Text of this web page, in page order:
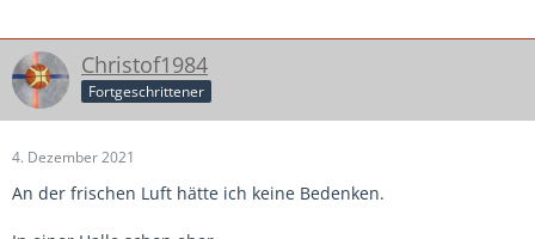
Christof1984
Fortgeschrittener
4. Dezember 2021
An der frischen Luft hätte ich keine Bedenken.